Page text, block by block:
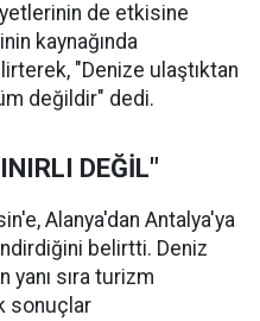
de etkisine
kaynağında
"Denize ulaştıktan
değildir" dedi.
DEĞİL"
Alanya'dan Antalya'ya
belirtti. Deniz
sıra turizm
sonuçlar